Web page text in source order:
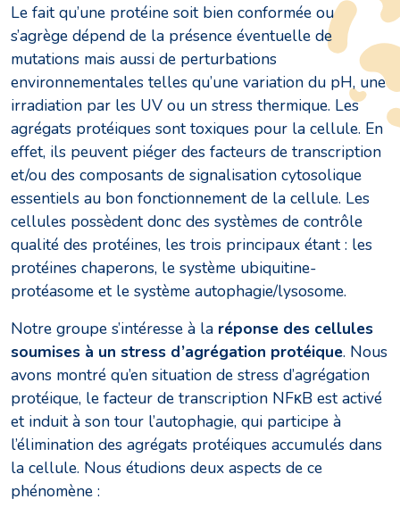
Le fait qu’une protéine soit bien conformée ou
s’agrège dépend de la présence éventuelle de
mutations mais aussi de perturbations
environnementales telles qu’une variation du pH, une
irradiation par les UV ou un stress thermique. Les
agrégats protéiques sont toxiques pour la cellule. En
effet, ils peuvent piéger des facteurs de transcription
et/ou des composants de signalisation cytosolique
essentiels au bon fonctionnement de la cellule. Les
cellules possèdent donc des systèmes de contrôle
qualité des protéines, les trois principaux étant : les
protéines chaperons, le système ubiquitine-
protéasome et le système autophagie/lysosome.
Notre groupe s’intéresse à la réponse des cellules
soumises à un stress d’agrégation protéique. Nous
avons montré qu’en situation de stress d’agrégation
protéique, le facteur de transcription NFκB est activé
et induit à son tour l’autophagie, qui participe à
l’élimination des agrégats protéiques accumulés dans
la cellule. Nous étudions deux aspects de ce
phénomène :